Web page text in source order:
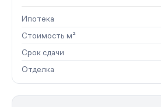
Ипотека
Стоимость м²
Срок сдачи
Отделка